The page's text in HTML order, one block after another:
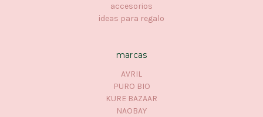
accesorios
ideas para regalo
marcas
AVRIL
PURO BIO
KURE BAZAAR
NAOBAY